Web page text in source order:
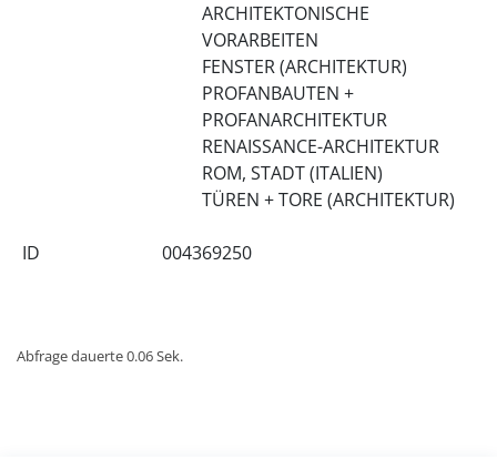
ARCHITEKTONISCHE
VORARBEITEN
FENSTER (ARCHITEKTUR)
PROFANBAUTEN +
PROFANARCHITEKTUR
RENAISSANCE-ARCHITEKTUR
ROM, STADT (ITALIEN)
TÜREN + TORE (ARCHITEKTUR)
ID 004369250
Abfrage dauerte 0.06 Sek.